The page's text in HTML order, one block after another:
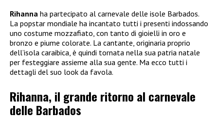
Rihanna ha partecipato al carnevale delle isole Barbados.
La popstar mondiale ha incantato tutti i presenti indossando
uno costume mozzafiato, con tanto di gioielli in oro e
bronzo e piume colorate. La cantante, originaria proprio
dell’isola caraibica, è quindi tornata nella sua patria natale
per festeggiare assieme alla sua gente. Ma ecco tutti i
dettagli del suo look da favola.
Rihanna, il grande ritorno al carnevale
delle Barbados